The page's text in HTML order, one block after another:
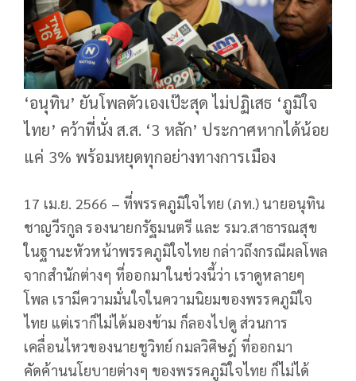
‘อนุทิน’ ยันโพลตัวเองเป๊ะสุด ไม่ปฏิเสธ ‘ภูมิใจ
ไทย’ คว้าที่นั่ง ส.ส. ‘3 หลัก’ ประกาศหากได้น้อย
แค่ 3% พร้อมหยุดทุกอย่างทางการเมือง
17 เม.ย. 2566 – ที่พรรคภูมิใจไทย (ภท.) นายอนุทิน
ชาญวีรกูล รองนายกรัฐมนตรี และ รมว.สาธารณสุข
ในฐานะหัวหน้าพรรคภูมิใจไทย กล่าวถึงกรณีผลโพล
จากสำนักต่างๆ ที่ออกมาในช่วงนี้ว่า เราดูหลายๆ
โพล เรามีความมั่นใจในความนิยมของพรรคภูมิใจ
ไทย แต่เราก็ไม่ได้มองข้าม ก็ลองไปดู ส่วนการ
เคลื่อนไหวของนายชูวิทย์ กมลวิศิษฎ์ ที่ออกมา
คัดค้านนโยบายต่างๆ ของพรรคภูมิใจไทย ก็ไม่ได้